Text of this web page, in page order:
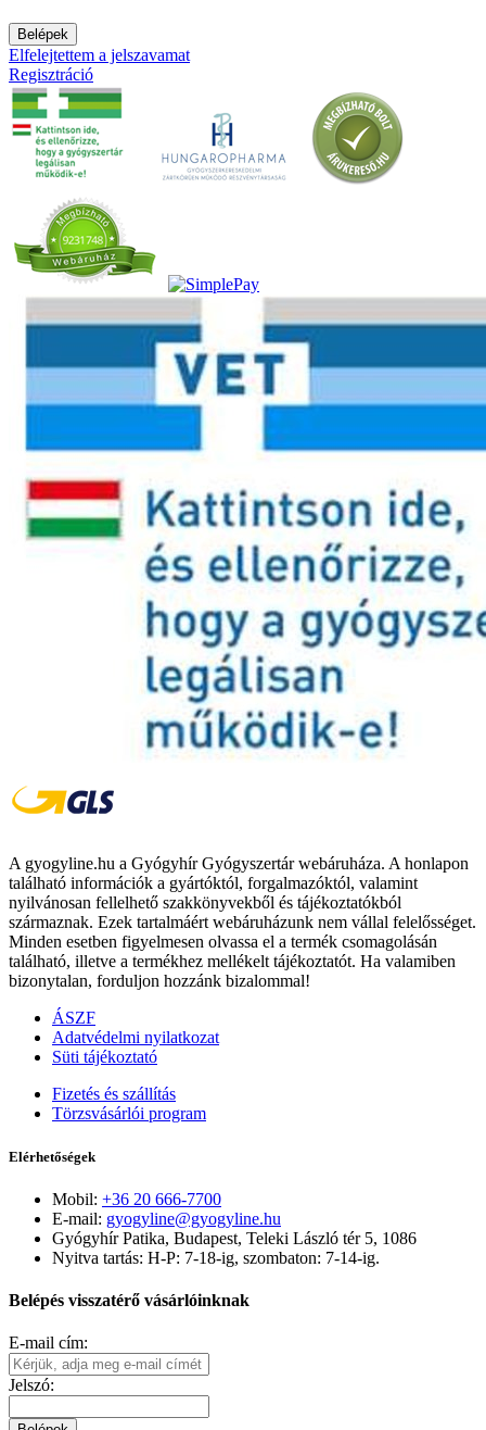
Belépek
Elfelejtettem a jelszavamat
Regisztráció
A gyogyline.hu a Gyógyhír Gyógyszertár webáruháza. A honlapon
található információk a gyártóktól, forgalmazóktól, valamint
nyilvánosan fellelhető szakkönyvekből és tájékoztatókból
származnak. Ezek tartalmáért webáruházunk nem vállal felelősséget.
Minden esetben figyelmesen olvassa el a termék csomagolásán
található, illetve a termékhez mellékelt tájékoztatót. Ha valamiben
bizonytalan, forduljon hozzánk bizalommal!
ÁSZF
Adatvédelmi nyilatkozat
Süti tájékoztató
Fizetés és szállítás
Törzsvásárlói program
Elérhetőségek
Mobil: +36 20 666-7700
E-mail: gyogyline@gyogyline.hu
Gyógyhír Patika, Budapest, Teleki László tér 5, 1086
Nyitva tartás: H-P: 7-18-ig, szombaton: 7-14-ig.
Belépés visszatérő vásárlóinknak
E-mail cím:
Jelszó: